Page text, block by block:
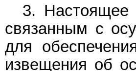
3. Настоящее
связанным с
для
извещения об